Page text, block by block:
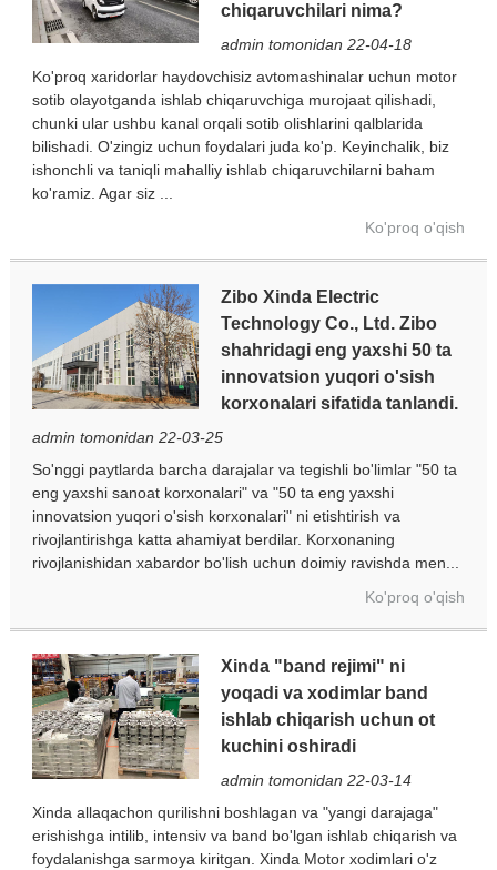
chiqaruvchilari nima?
admin tomonidan 22-04-18
Ko'proq xaridorlar haydovchisiz avtomashinalar uchun motor
sotib olayotganda ishlab chiqaruvchiga murojaat qilishadi,
chunki ular ushbu kanal orqali sotib olishlarini qalblarida
bilishadi. O'zingiz uchun foydalari juda ko'p. Keyinchalik, biz
ishonchli va taniqli mahalliy ishlab chiqaruvchilarni baham
ko'ramiz. Agar siz ...
Ko'proq o'qish
Zibo Xinda Electric
Technology Co., Ltd. Zibo
shahridagi eng yaxshi 50 ta
innovatsion yuqori o'sish
korxonalari sifatida tanlandi.
admin tomonidan 22-03-25
So'nggi paytlarda barcha darajalar va tegishli bo'limlar "50 ta
eng yaxshi sanoat korxonalari" va "50 ta eng yaxshi
innovatsion yuqori o'sish korxonalari" ni etishtirish va
rivojlantirishga katta ahamiyat berdilar. Korxonaning
rivojlanishidan xabardor bo'lish uchun doimiy ravishda men...
Ko'proq o'qish
Xinda "band rejimi" ni
yoqadi va xodimlar band
ishlab chiqarish uchun ot
kuchini oshiradi
admin tomonidan 22-03-14
Xinda allaqachon qurilishni boshlagan va "yangi darajaga"
erishishga intilib, intensiv va band bo'lgan ishlab chiqarish va
foydalanishga sarmoya kiritgan. Xinda Motor xodimlari o'z